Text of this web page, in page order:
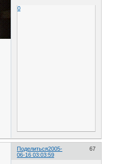
0
Поделиться 67
2005-
06-16 03:03:59